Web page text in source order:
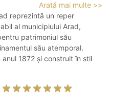
Arată mai multe >>
reprezintă un reper
al municipiului Arad,
patrimoniul său
său atemporal.
1872 și construit în stil